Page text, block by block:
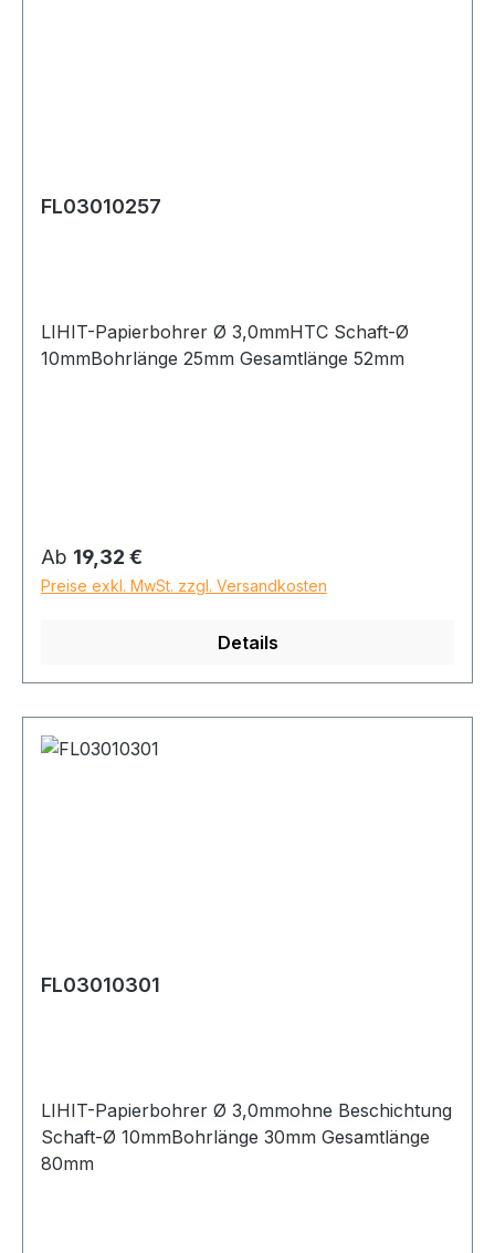
FL03010257
LIHIT-Papierbohrer Ø 3,0mmHTC Schaft-Ø
10mmBohrlänge 25mm Gesamtlänge 52mm
Regulärer Preis:
Ab 19,32 €
Preise exkl. MwSt. zzgl. Versandkosten
Details
FL03010301
LIHIT-Papierbohrer Ø 3,0mmohne Beschichtung
Schaft-Ø 10mmBohrlänge 30mm Gesamtlänge
80mm